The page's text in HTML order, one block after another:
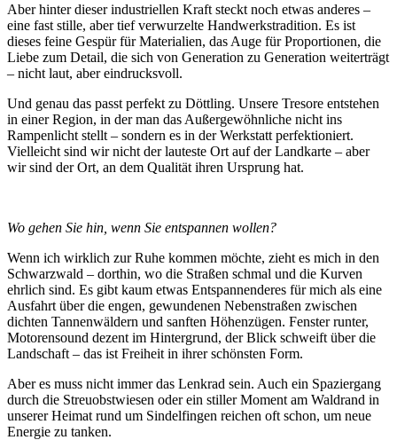
Aber hinter dieser industriellen Kraft steckt noch etwas anderes –
eine fast stille, aber tief verwurzelte Handwerkstradition. Es ist
dieses feine Gespür für Materialien, das Auge für Proportionen, die
Liebe zum Detail, die sich von Generation zu Generation weiterträgt
– nicht laut, aber eindrucksvoll.
Und genau das passt perfekt zu Döttling. Unsere Tresore entstehen
in einer Region, in der man das Außergewöhnliche nicht ins
Rampenlicht stellt – sondern es in der Werkstatt perfektioniert.
Vielleicht sind wir nicht der lauteste Ort auf der Landkarte – aber
wir sind der Ort, an dem Qualität ihren Ursprung hat.
Wo gehen Sie hin, wenn Sie entspannen wollen?
Wenn ich wirklich zur Ruhe kommen möchte, zieht es mich in den
Schwarzwald – dorthin, wo die Straßen schmal und die Kurven
ehrlich sind. Es gibt kaum etwas Entspannenderes für mich als eine
Ausfahrt über die engen, gewundenen Nebenstraßen zwischen
dichten Tannenwäldern und sanften Höhenzügen. Fenster runter,
Motorensound dezent im Hintergrund, der Blick schweift über die
Landschaft – das ist Freiheit in ihrer schönsten Form.
Aber es muss nicht immer das Lenkrad sein. Auch ein Spaziergang
durch die Streuobstwiesen oder ein stiller Moment am Waldrand in
unserer Heimat rund um Sindelfingen reichen oft schon, um neue
Energie zu tanken.